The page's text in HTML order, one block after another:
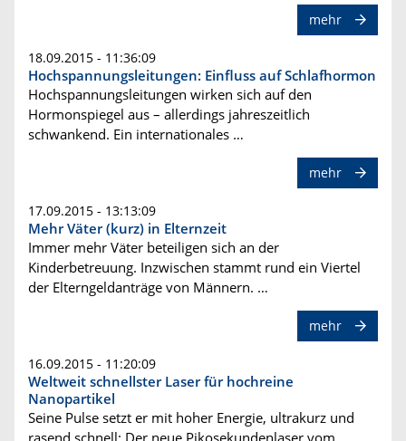
mehr
18.09.2015 - 11:36:09
Hochspannungsleitungen: Einfluss auf Schlafhormon
Hochspannungsleitungen wirken sich auf den
Hormonspiegel aus – allerdings jahreszeitlich
schwankend. Ein internationales …
mehr
17.09.2015 - 13:13:09
Mehr Väter (kurz) in Elternzeit
Immer mehr Väter beteiligen sich an der
Kinderbetreuung. Inzwischen stammt rund ein Viertel
der Elterngeldanträge von Männern. …
mehr
16.09.2015 - 11:20:09
Weltweit schnellster Laser für hochreine
Nanopartikel
Seine Pulse setzt er mit hoher Energie, ultrakurz und